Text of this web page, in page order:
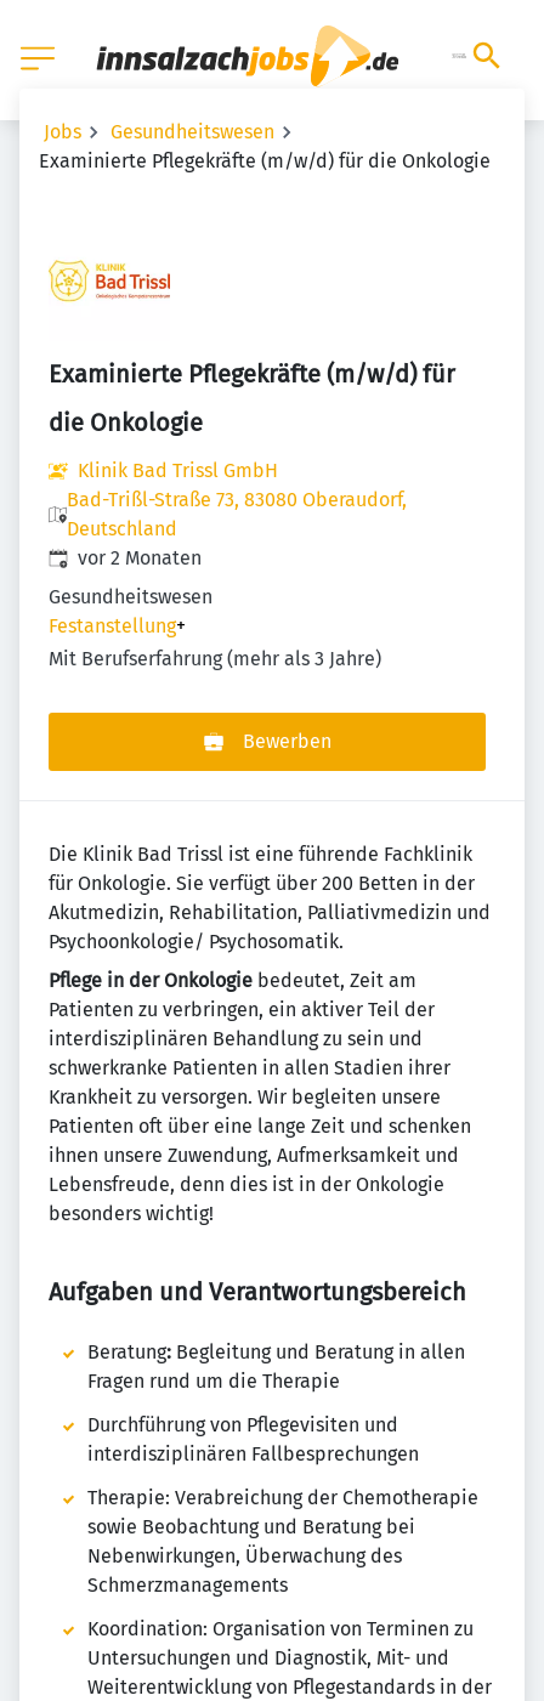
Jobs
Gesundheitswesen
Examinierte Pflegekräfte (m/w/d) für die Onkologie
Examinierte Pflegekräfte (m/w/d) für
die Onkologie
Klinik Bad Trissl GmbH
Bad-Trißl-Straße 73, 83080 Oberaudorf,
Deutschland
Veröffentlicht:
vor 2 Monaten
Gesundheitswesen
Festanstellung+
Mit Berufserfahrung (mehr als 3 Jahre)
Bewerben
Die Klinik Bad Trissl ist eine führende Fachklinik
für Onkologie. Sie verfügt über 200 Betten in der
Akutmedizin, Rehabilitation, Palliativmedizin und
Psychoonkologie/ Psychosomatik.
Pflege in der Onkologie bedeutet, Zeit am
Patienten zu verbringen, ein aktiver Teil der
interdisziplinären Behandlung zu sein und
schwerkranke Patienten in allen Stadien ihrer
Krankheit zu versorgen. Wir begleiten unsere
Patienten oft über eine lange Zeit und schenken
ihnen unsere Zuwendung, Aufmerksamkeit und
Lebensfreude, denn dies ist in der Onkologie
besonders wichtig!
Aufgaben und Verantwortungsbereich
Beratung: Begleitung und Beratung in allen
Fragen rund um die Therapie
Durchführung von Pflegevisiten und
interdisziplinären Fallbesprechungen
Therapie: Verabreichung der Chemotherapie
sowie Beobachtung und Beratung bei
Nebenwirkungen, Überwachung des
Schmerzmanagements
Koordination: Organisation von Terminen zu
Untersuchungen und Diagnostik, Mit- und
Weiterentwicklung von Pflegestandards in der